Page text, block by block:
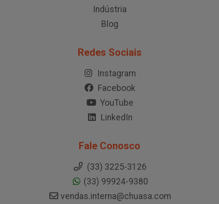
Indústria
Blog
Redes Sociais
Instagram
Facebook
YouTube
LinkedIn
Fale Conosco
(33) 3225-3126
(33) 99924-9380
vendas.interna@chuasa.com